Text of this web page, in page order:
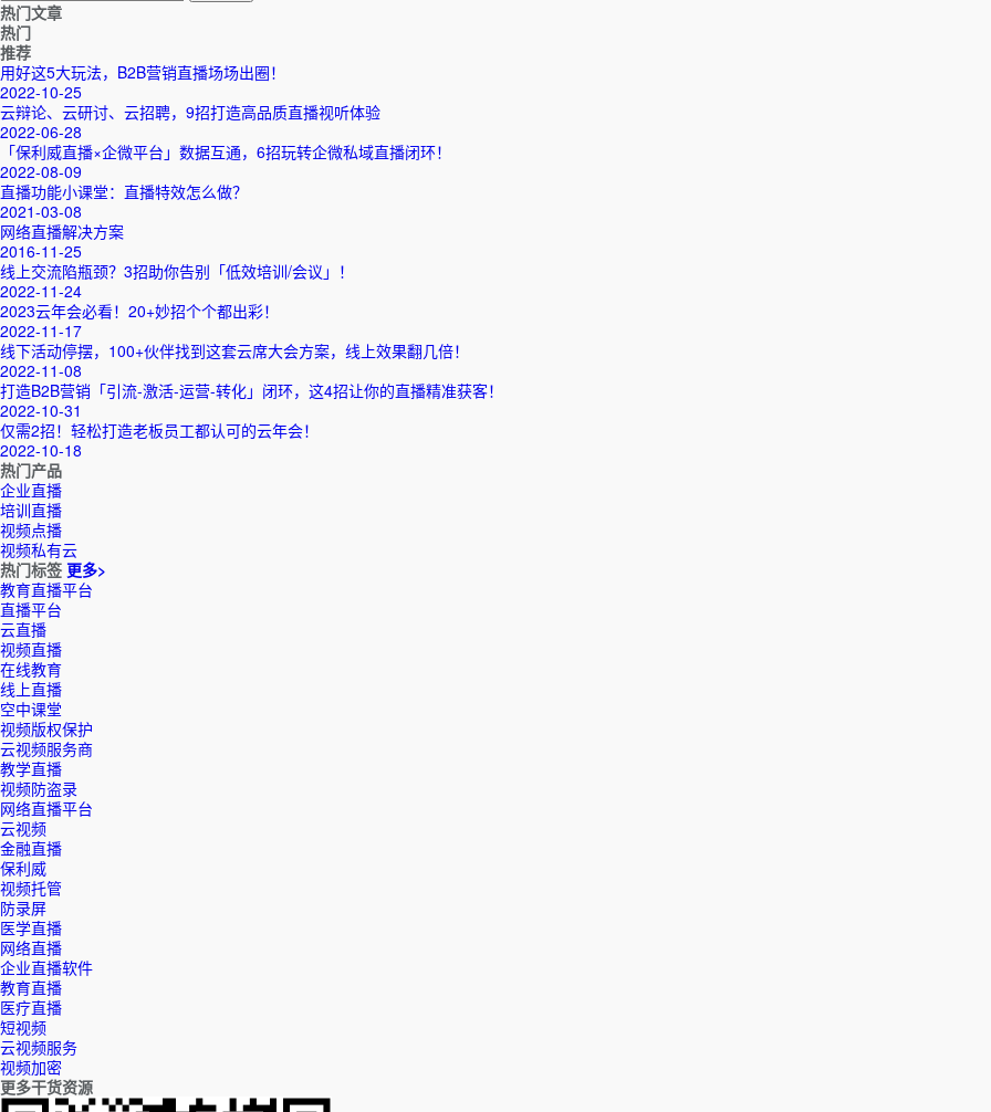
热门文章
热门
推荐
用好这5大玩法，B2B营销直播场场出圈！
2022-10-25
云辩论、云研讨、云招聘，9招打造高品质直播视听体验
2022-06-28
「保利威直播×企微平台」数据互通，6招玩转企微私域直播闭环！
2022-08-09
直播功能小课堂：直播特效怎么做？
2021-03-08
网络直播解决方案
2016-11-25
线上交流陷瓶颈？3招助你告别「低效培训/会议」！
2022-11-24
2023云年会必看！20+妙招个个都出彩！
2022-11-17
线下活动停摆，100+伙伴找到这套云席大会方案，线上效果翻几倍！
2022-11-08
打造B2B营销「引流-激活-运营-转化」闭环，这4招让你的直播精准获客！
2022-10-31
仅需2招！轻松打造老板员工都认可的云年会！
2022-10-18
热门产品
企业直播
培训直播
视频点播
视频私有云
热门标签 更多>
教育直播平台
直播平台
云直播
视频直播
在线教育
线上直播
空中课堂
视频版权保护
云视频服务商
教学直播
视频防盗录
网络直播平台
云视频
金融直播
保利威
视频托管
防录屏
医学直播
网络直播
企业直播软件
教育直播
医疗直播
短视频
云视频服务
视频加密
更多干货资源